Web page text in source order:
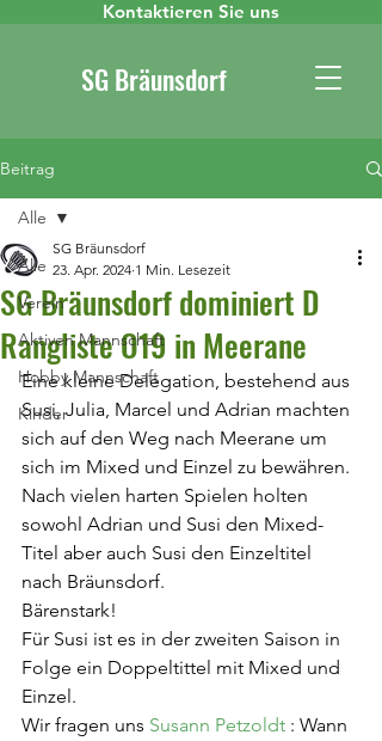
Kontaktieren Sie uns
SG Bräunsdorf
Beitrag
Alle
Verein
Aktiven Mannschaft
Hobby Mannschaft
Kinder
Alle
SG Bräunsdorf dominiert D
Rangliste O19 in Meerane
SG Bräunsdorf
23. Apr. 2024 1 Min. Lesezeit
Eine kleine Delegation, bestehend aus
Susi, Julia, Marcel und Adrian machten
sich auf den Weg nach Meerane um
sich im Mixed und Einzel zu bewähren.
Nach vielen harten Spielen holten
sowohl Adrian und Susi den Mixed-
Titel aber auch Susi den Einzeltitel
nach Bräunsdorf.
Bärenstark!
Für Susi ist es in der zweiten Saison in
Folge ein Doppeltittel mit Mixed und
Einzel.
Wir fragen uns Susann Petzoldt : Wann